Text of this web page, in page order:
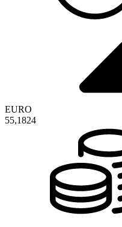
EURO
55,1824